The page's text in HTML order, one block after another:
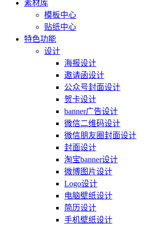
素材库
模板中心
贴纸中心
特色功能
设计
海报设计
邀请函设计
公众号封面设计
贺卡设计
banner广告设计
微信二维码设计
微信朋友圈封面设计
封面设计
淘宝banner设计
微博图片设计
Logo设计
电脑壁纸设计
简历设计
手机壁纸设计